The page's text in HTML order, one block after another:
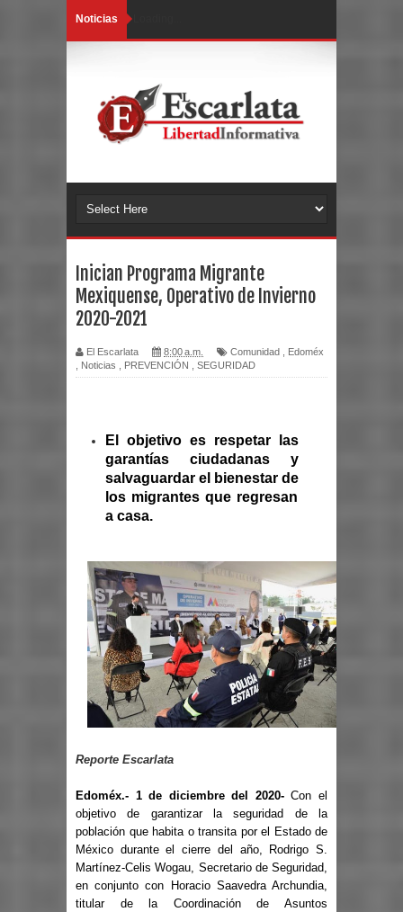
Noticias
Inician Programa Migrante
Mexiquense, Operativo de Invierno
2020-2021
El Escarlata 8:00 a.m. Comunidad
Edoméx
Noticias PREVENCIÓN SEGURIDAD
El objetivo es respetar las
garantías ciudadanas y
salvaguardar el bienestar de
los migrantes que regresan
a casa.
Reporte Escarlata
Edoméx.- 1 de diciembre del 2020-Con el
objetivo de garantizar la seguridad de la
población que habita o transita por el Estado de
México durante el cierre del año, Rodrigo S.
Martínez-Celis Wogau, Secretario de Seguridad,
en conjunto con Horacio Saavedra Archundia,
titular de la Coordinación de Asuntos